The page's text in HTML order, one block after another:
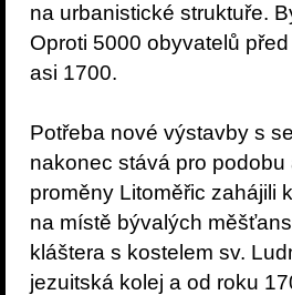
na urbanistické struktuře.
Oproti 5000 obyvatelů
asi 1700.
Potřeba nové výstavby s
nakonec stává pro
proměny Litoměřic zahájili
na místě bývalých
kláštera s kostelem sv.
jezuitská kolej a od roku